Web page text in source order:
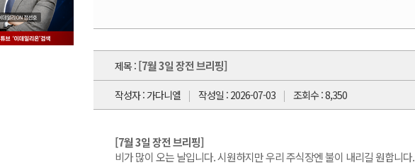
제목 : [7월 3일 장전 브리핑]
작성자 : 가다니엘 작성일 : 2026-07-03 조회수 : 8,350
[7월 3일 장전 브리핑]
비가 많이 오는 날입니다. 시원하지만 우리 주식장엔 불이 내리길 원합니다.